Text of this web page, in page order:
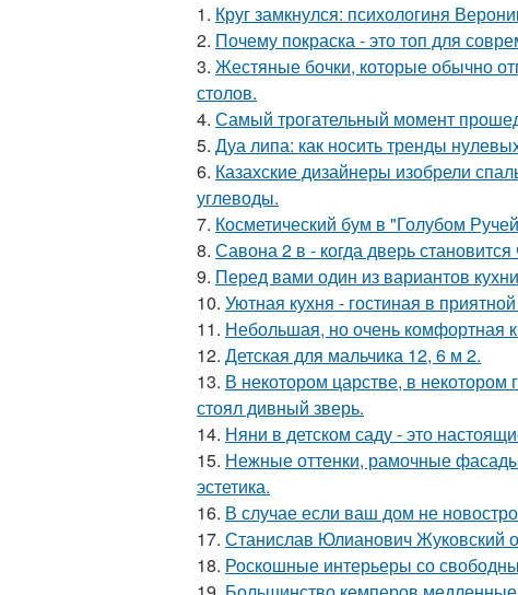
1. Круг замкнулся: психологиня
2. Почему покраска - это топ для
3. Жестяные бочки, которые обычно
столов.
4. Самый трогательный момент
5. Дуа липа: как носить тренды
6. Казахские дизайнеры изобрели
углеводы.
7. Косметический бум в "Голубом
8. Савона 2 в - когда дверь
9. Перед вами один из вариантов
10. Уютная кухня - гостиная в
11. Небольшая, но очень комфортная
12. Детская для мальчика 12, 6 м 2.
13. В некотором царстве, в некотором
стоял дивный зверь.
14. Няни в детском саду - это
15. Нежные оттенки, рамочные фасады
эстетика.
16. В случае если ваш дом не
17. Станислав Юлианович Жуковский
18. Роскошные интерьеры со